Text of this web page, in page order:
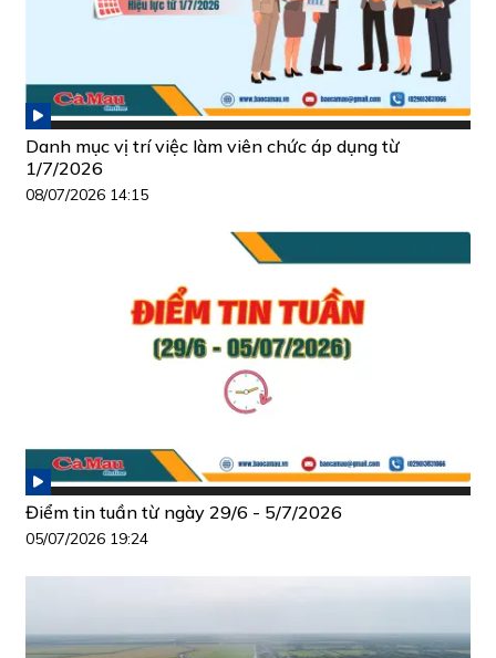
Danh mục vị trí việc làm viên chức áp dụng từ
1/7/2026
08/07/2026 14:15
Điểm tin tuần từ ngày 29/6 - 5/7/2026
05/07/2026 19:24